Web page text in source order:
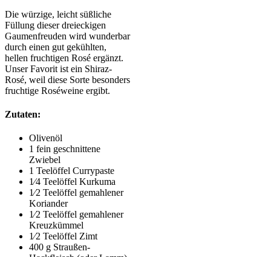
Die würzige, leicht süßliche
Füllung dieser dreieckigen
Gaumenfreuden wird wunderbar
durch einen gut gekühlten,
hellen fruchtigen Rosé ergänzt.
Unser Favorit ist ein Shiraz-
Rosé, weil diese Sorte besonders
fruchtige Roséweine ergibt.
Zutaten:
Olivenöl
1 fein geschnittene
Zwiebel
1 Teelöffel Currypaste
1⁄4 Teelöffel Kurkuma
1⁄2 Teelöffel gemahlener
Koriander
1⁄2 Teelöffel gemahlener
Kreuzkümmel
1⁄2 Teelöffel Zimt
400 g Straußen-